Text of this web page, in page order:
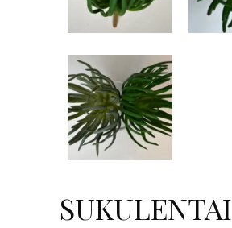
SUKULENTAI